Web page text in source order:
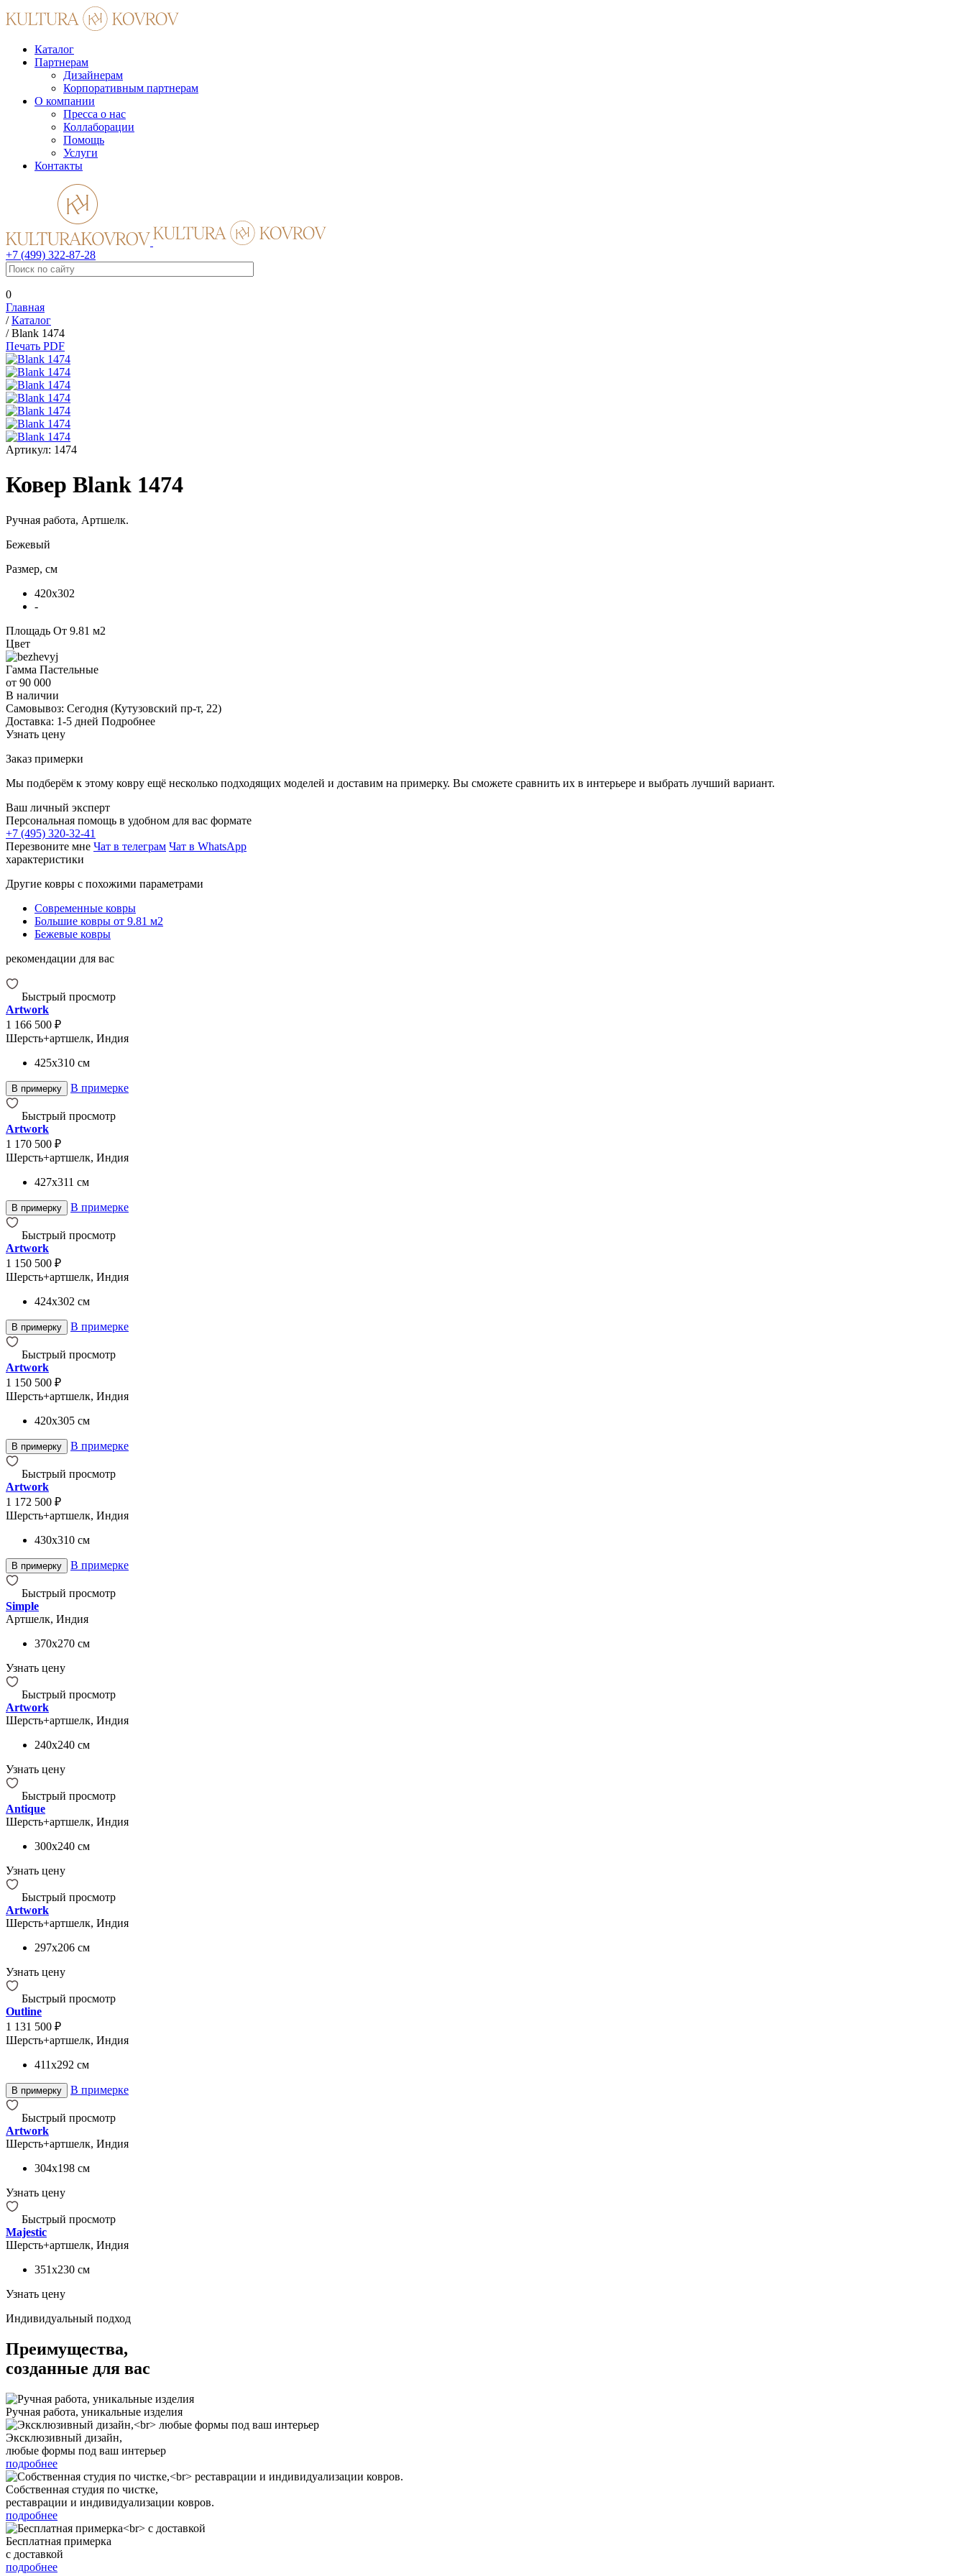
Каталог
Партнерам
Дизайнерам
Корпоративным партнерам
О компании
Пресса о нас
Коллаборации
Помощь
Услуги
Контакты
+7 (499) 322-87-28
0
Главная
/Каталог
/Blank 1474
Печать PDF
Артикул: 1474
Ковер Blank 1474
Ручная работа, Артшелк.
Бежевый
Размер, см
420x302
-
Площадь От 9.81 м2
Цвет
Гамма Пастельные
от 90 000
В наличии
Самовывоз: Сегодня (Кутузовский пр-т, 22)
Доставка: 1-5 дней Подробнее
Узнать цену
Заказ примерки
Мы подберём к этому ковру ещё несколько подходящих моделей и доставим на примерку. Вы сможете сравнить их в интерьере и выбрать лучший вариант.
Ваш личный эксперт
Персональная помощь в удобном для вас формате
+7 (495) 320-32-41
Перезвоните мне Чат в телеграм Чат в WhatsApp
характеристики
Другие ковры с похожими параметрами
Современные ковры
Большие ковры от 9.81 м2
Бежевые ковры
рекомендации для вас
Быстрый просмотр
Artwork
1 166 500 ₽
Шерсть+артшелк, Индия
425x310 см
В примерку В примерке
Быстрый просмотр
Artwork
1 170 500 ₽
Шерсть+артшелк, Индия
427x311 см
В примерку В примерке
Быстрый просмотр
Artwork
1 150 500 ₽
Шерсть+артшелк, Индия
424x302 см
В примерку В примерке
Быстрый просмотр
Artwork
1 150 500 ₽
Шерсть+артшелк, Индия
420x305 см
В примерку В примерке
Быстрый просмотр
Artwork
1 172 500 ₽
Шерсть+артшелк, Индия
430x310 см
В примерку В примерке
Быстрый просмотр
Simple
Артшелк, Индия
370x270 см
Узнать цену
Быстрый просмотр
Artwork
Шерсть+артшелк, Индия
240x240 см
Узнать цену
Быстрый просмотр
Antique
Шерсть+артшелк, Индия
300x240 см
Узнать цену
Быстрый просмотр
Artwork
Шерсть+артшелк, Индия
297x206 см
Узнать цену
Быстрый просмотр
Outline
1 131 500 ₽
Шерсть+артшелк, Индия
411x292 см
В примерку В примерке
Быстрый просмотр
Artwork
Шерсть+артшелк, Индия
304x198 см
Узнать цену
Быстрый просмотр
Majestic
Шерсть+артшелк, Индия
351x230 см
Узнать цену
Индивидуальный подход
Преимущества,
созданные для вас
Ручная работа, уникальные изделия
Эксклюзивный дизайн,
любые формы под ваш интерьер
подробнее
Собственная студия по чистке,
реставрации и индивидуализации ковров.
подробнее
Бесплатная примерка
с доставкой
подробнее